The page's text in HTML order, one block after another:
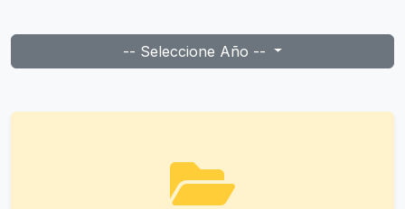
-- Seleccione Año --